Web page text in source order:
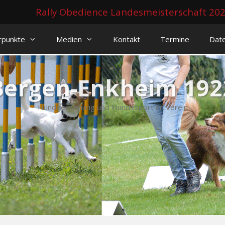
Rally Obedience Landesmeisterschaft
Medien Kontakt Termine
Enkheim
Hundeerziehung und Hundesport im Verein